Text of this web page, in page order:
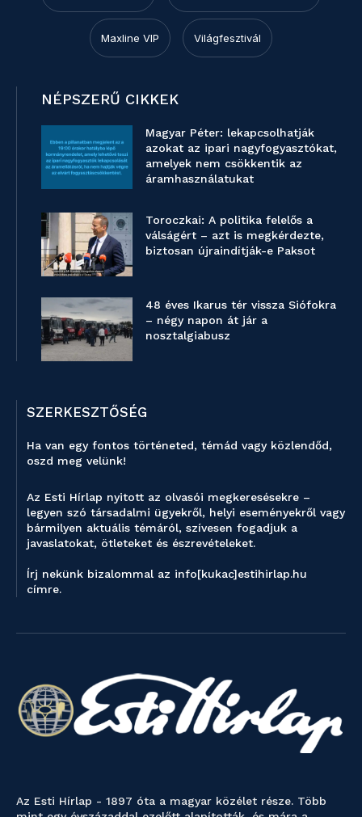
Maxline VIP Világfesztivál
NÉPSZERŰ CIKKEK
Magyar Péter: lekapcsolhatják
azokat az ipari nagyfogyasztókat,
amelyek nem csökkentik az
áramhasználatukat
Toroczkai: A politika felelős a
válságért – azt is megkérdezte,
biztosan újraindítják-e Paksot
48 éves Ikarus tér vissza Siófokra
– négy napon át jár a
nosztalgiabusz
SZERKESZTŐSÉG
Ha van egy fontos történeted, témád vagy közlendőd,
oszd meg velünk!
Az Esti Hírlap nyitott az olvasói megkeresésekre –
legyen szó társadalmi ügyekről, helyi eseményekről vagy
bármilyen aktuális témáról, szívesen fogadjuk a
javaslatokat, ötleteket és észrevételeket.
Írj nekünk bizalommal az info[kukac]estihirlap.hu
címre.
Az Esti Hírlap - 1897 óta a magyar közélet része. Több